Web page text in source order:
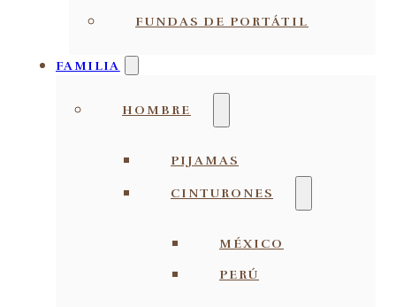
FUNDAS DE PORTÁTIL
FAMILIA
HOMBRE
PIJAMAS
CINTURONES
MÉXICO
PERÚ